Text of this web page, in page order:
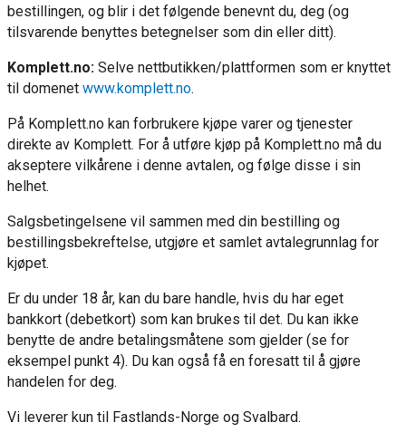
bestillingen, og blir i det følgende benevnt du, deg (og
tilsvarende benyttes betegnelser som din eller ditt).
Komplett.no: Selve nettbutikken/plattformen som er knyttet
til domenet www.komplett.no.
På Komplett.no kan forbrukere kjøpe varer og tjenester
direkte av Komplett. For å utføre kjøp på Komplett.no må du
akseptere vilkårene i denne avtalen, og følge disse i sin
helhet.
Salgsbetingelsene vil sammen med din bestilling og
bestillingsbekreftelse, utgjøre et samlet avtalegrunnlag for
kjøpet.
Er du under 18 år, kan du bare handle, hvis du har eget
bankkort (debetkort) som kan brukes til det. Du kan ikke
benytte de andre betalingsmåtene som gjelder (se for
eksempel punkt 4). Du kan også få en foresatt til å gjøre
handelen for deg.
Vi leverer kun til Fastlands-Norge og Svalbard.